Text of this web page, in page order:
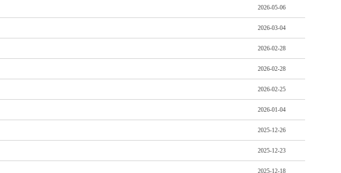
2026-05-06
2026-03-04
2026-02-28
2026-02-28
2026-02-25
2026-01-04
2025-12-26
2025-12-23
2025-12-18